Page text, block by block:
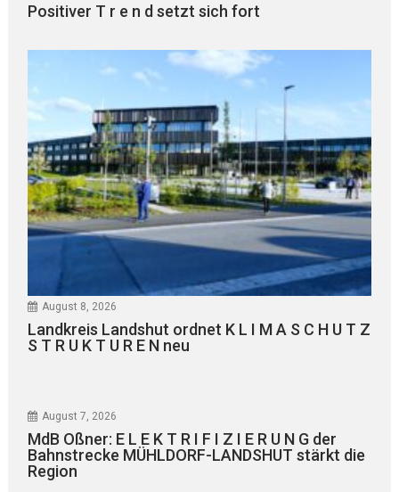
Positiver T r e n d setzt sich fort
August 8, 2026
Landkreis Landshut ordnet K L I M A S C H U T Z
S T R U K T U R E N neu
August 7, 2026
MdB Oßner: E L E K T R I F I Z I E R U N G der
Bahnstrecke MÜHLDORF-LANDSHUT stärkt die
Region